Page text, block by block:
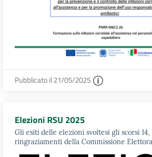
Pubblicato il 21/05/2025
Elezioni RSU 2025
Gli esiti delle elezioni svoltesi gli scorsi 14,
ringraziamenti della Commissione